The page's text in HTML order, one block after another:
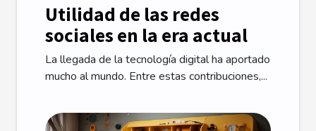
Utilidad de las redes
sociales en la era actual
La llegada de la tecnología digital ha aportado
mucho al mundo. Entre estas contribuciones,...